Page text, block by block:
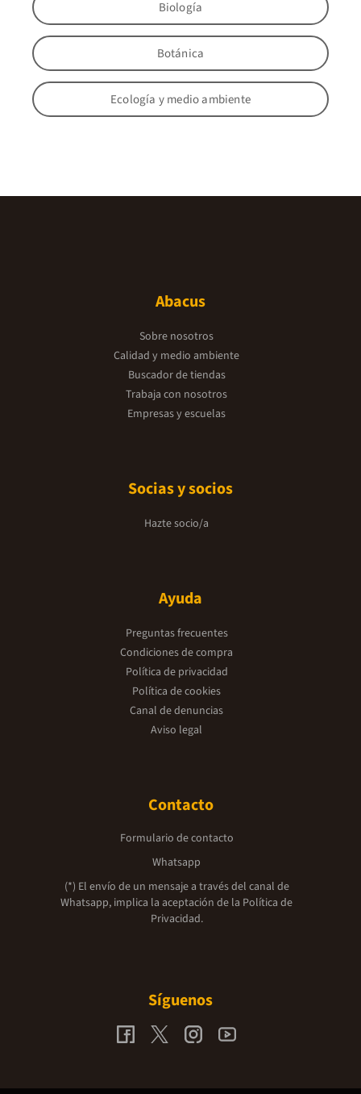
Biología
Botánica
Ecología y medio ambiente
Abacus
Sobre nosotros
Calidad y medio ambiente
Buscador de tiendas
Trabaja con nosotros
Empresas y escuelas
Socias y socios
Hazte socio/a
Ayuda
Preguntas frecuentes
Condiciones de compra
Política de privacidad
Política de cookies
Canal de denuncias
Aviso legal
Contacto
Formulario de contacto
Whatsapp
(*) El envío de un mensaje a través del canal de
Whatsapp, implica la aceptación de la Política de
Privacidad.
Síguenos